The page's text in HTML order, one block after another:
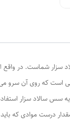
سزار شماست. در
که روی آن سرو می
سس سالاد سزار
درست موادی که